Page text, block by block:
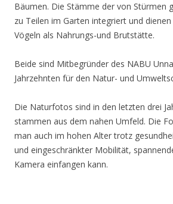
Bäumen. Die Stämme der von Stürmen
zu Teilen im Garten integriert und
Vögeln als Nahrungs-und Brutstätte.
Beide sind Mitbegründer des NABU
Jahrzehnten für den Natur- und
Die Naturfotos sind in den letzten drei
stammen aus dem nahen Umfeld. Die
man auch im hohen Alter trotz
und eingeschränkter Mobilität,
Kamera einfangen kann.